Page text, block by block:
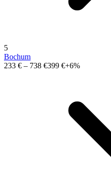
5
Bochum
233 € – 738 €399 €+6%